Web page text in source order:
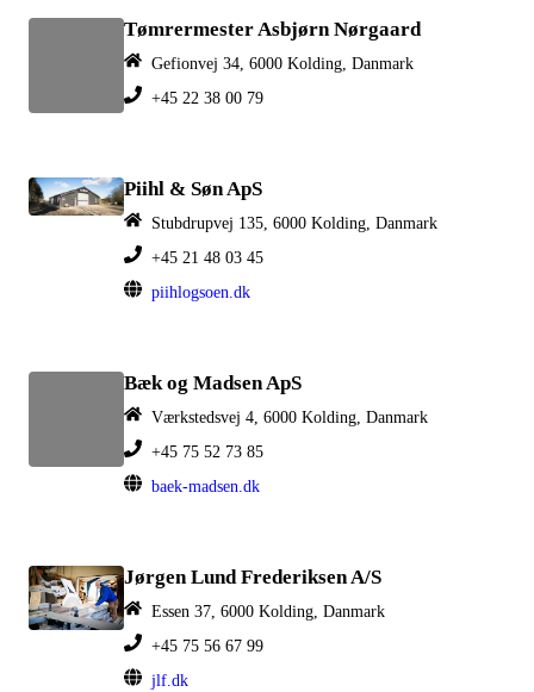
Tømrermester Asbjørn Nørgaard
Gefionvej 34, 6000 Kolding, Danmark
+45 22 38 00 79
Piihl & Søn ApS
Stubdrupvej 135, 6000 Kolding, Danmark
+45 21 48 03 45
piihlogsoen.dk
Bæk og Madsen ApS
Værkstedsvej 4, 6000 Kolding, Danmark
+45 75 52 73 85
baek-madsen.dk
Jørgen Lund Frederiksen A/S
Essen 37, 6000 Kolding, Danmark
+45 75 56 67 99
jlf.dk